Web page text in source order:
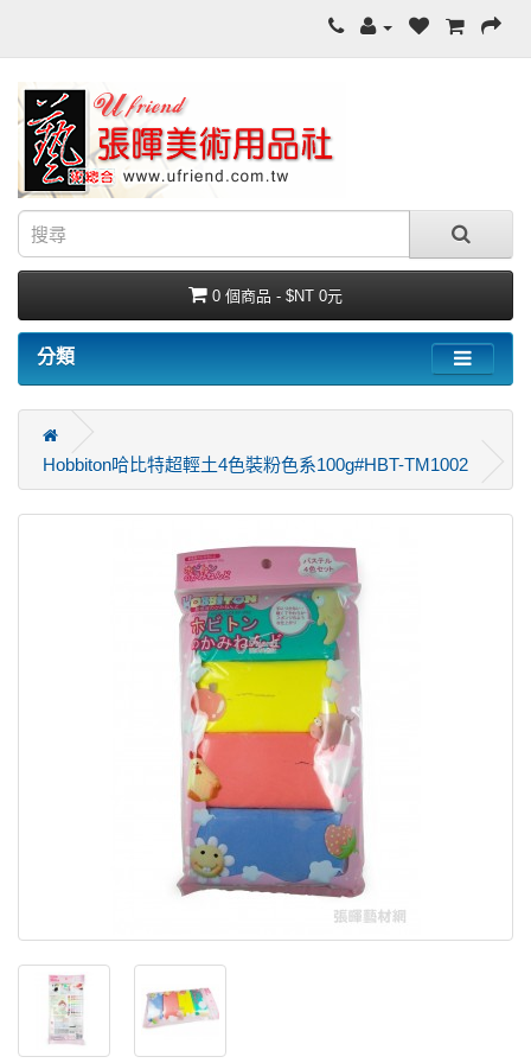
0 個商品 - $NT 0元
分類
Hobbiton哈比特超輕土4色裝粉色系100g#HBT-TM1002